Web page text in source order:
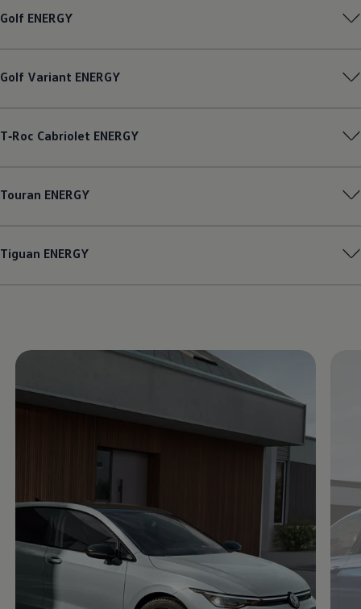
Golf ENERGY
Golf Variant ENERGY
T‑Roc Cabriolet ENERGY
Touran ENERGY
Tiguan ENERGY